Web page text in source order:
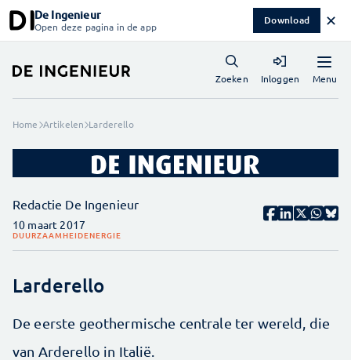
De Ingenieur
Open deze pagina in de app Download ✕
Menu
Zoeken Inloggen
Home Artikelen Larderello
Redactie De Ingenieur
10 maart 2017
DUURZAAMHEIDENERGIE
Larderello
De eerste geothermische centrale ter wereld, die
van Arderello in Italië.